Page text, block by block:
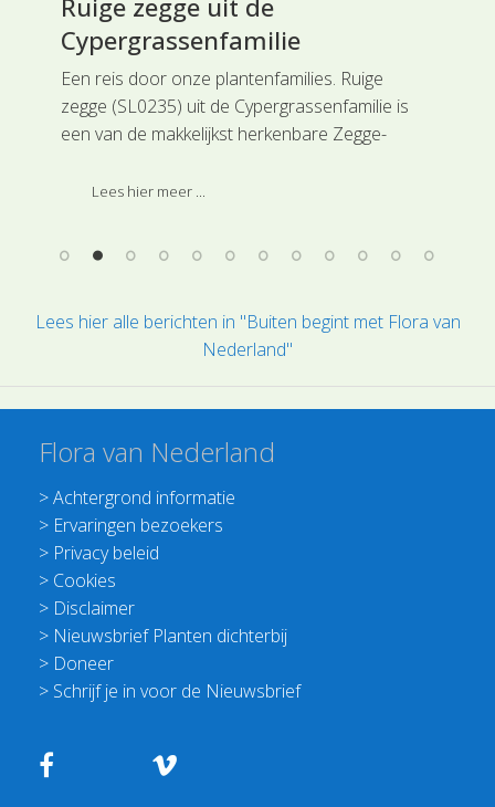
Cypergrassenfamilie
Een reis door onze plantenfamilies. Ruige
zegge (SL0235) uit de Cypergrassenfamilie is
een van de makkelijkst herkenbare Zegge-
hoofdgroep Grasachtigen.
Lees hier meer ...
Lees hier alle berichten in "Buiten begint met Flora van
Nederland"
Flora van Nederland
>Achtergrond informatie
> Ervaringen bezoekers
> Privacy beleid
> Cookies
> Disclaimer
> Nieuwsbrief Planten dichterbij
> Doneer
> Schrijf je in voor de Nieuwsbrief